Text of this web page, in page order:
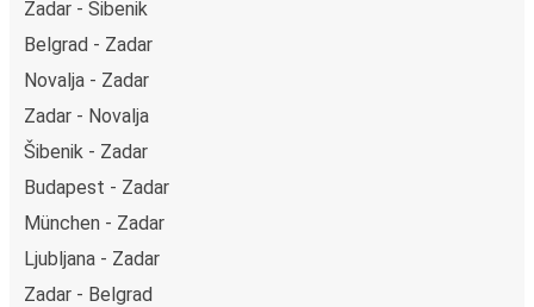
Zadar - Šibenik
Belgrad - Zadar
Novalja - Zadar
Zadar - Novalja
Šibenik - Zadar
Budapest - Zadar
München - Zadar
Ljubljana - Zadar
Zadar - Belgrad